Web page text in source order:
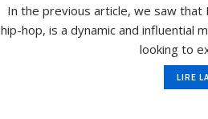
In the previous article, we saw that
hip-hop, is a dynamic and influential
looking to
LIRE